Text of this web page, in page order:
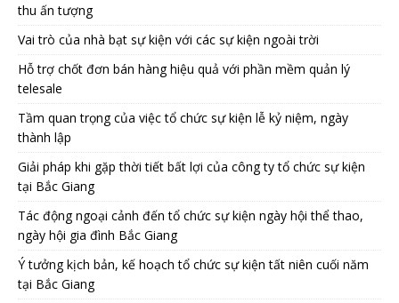
thu ấn tượng
Vai trò của nhà bạt sự kiện với các sự kiện ngoài trời
Hỗ trợ chốt đơn bán hàng hiệu quả với phần mềm quản lý
telesale
Tầm quan trọng của việc tổ chức sự kiện lễ kỷ niệm, ngày
thành lập
Giải pháp khi gặp thời tiết bất lợi của công ty tổ chức sự kiện
tại Bắc Giang
Tác động ngoại cảnh đến tổ chức sự kiện ngày hội thể thao,
ngày hội gia đình Bắc Giang
Ý tưởng kịch bản, kế hoạch tổ chức sự kiện tất niên cuối năm
tại Bắc Giang